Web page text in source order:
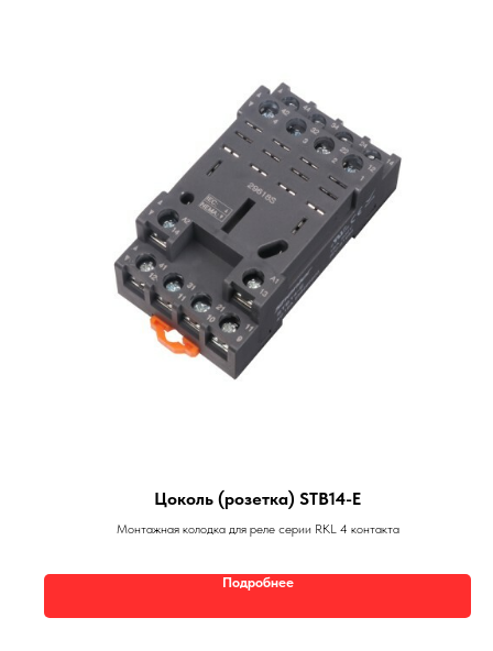
Цоколь (розетка) STB14-E
Монтажная колодка для реле серии RKL 4 контакта
Подробнее